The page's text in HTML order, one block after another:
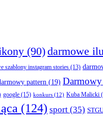
(90)darmowe
szablony instagram stories (13)
pattern (19)
google (15) konkurs (12) Kuba Malicki
(124) sport (35)